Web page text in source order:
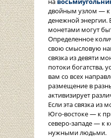
двойным узлом — к
денежной
монетами могут
Определенное
свою смысловую
связка из девяти
потоки богатства,
вам со всех
размещение в
активизирует
Если эта связка из
Юго-востоке — к
северо-западе — к
нужными людьми.